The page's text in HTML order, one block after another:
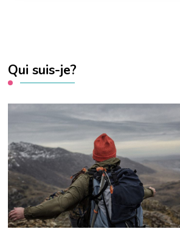
Qui suis-je?